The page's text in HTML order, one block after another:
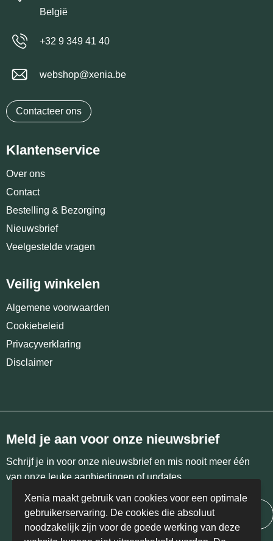
België
+32 9 349 41 40
webshop@xenia.be
Contacteer ons
Klantenservice
Over ons
Contact
Bestelling & Bezorging
Nieuwsbrief
Veelgestelde vragen
Veilig winkelen
Algemene voorwaarden
Cookiebeleid
Privacyverklaring
Disclaimer
Meld je aan voor onze nieuwsbrief
Schrijf je in voor onze nieuwsbrief en mis nooit meer één
van onze leuke aanbiedingen of updates.
Inschrijven
Xenia maakt gebruik van cookies voor een optimale
gebruikerservaring. De cookies die absoluut
noodzakelijk zijn voor de goede werking van deze